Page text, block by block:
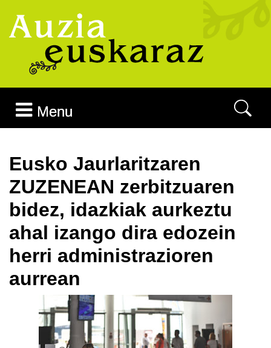
Menu
Eusko Jaurlaritzaren
ZUZENEAN zerbitzuaren
bidez, idazkiak aurkeztu
ahal izango dira edozein
herri administrazioren
aurrean